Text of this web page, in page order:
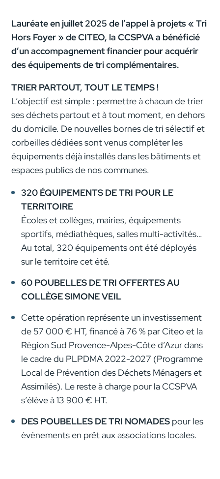
Lauréate en juillet 2025 de l’appel à projets « Tri
Hors Foyer » deCITEO, la CCSPVA a bénéficié
d’un accompagnement financier pour acquérir
des équipements de tri complémentaires.
TRIER PARTOUT, TOUT LE TEMPS !
L’objectif est simple : permettre à chacun de trier
ses déchets partout et à tout moment, en dehors
du domicile. De nouvelles bornes de tri sélectif et
corbeilles dédiées sont venus compléter les
équipements déjà installés dans les bâtiments et
espaces publics de nos communes.
320 ÉQUIPEMENTS DE TRI POUR LE
TERRITOIRE
Écoles et collèges, mairies, équipements
sportifs, médiathèques, salles multi-activités…
Au total, 320 équipements ont été déployés
sur le territoire cet été.
60 POUBELLES DE TRI OFFERTES AU
COLLÈGE SIMONE VEIL
Cette opération représente un investissement
de 57 000 € HT, financé à 76 % par Citeo et la
Région Sud Provence-Alpes-Côte d’Azur dans
le cadre du PLPDMA 2022-2027 (Programme
Local de Prévention des Déchets Ménagers et
Assimilés). Le reste à charge pour la CCSPVA
s’élève à 13 900 € HT.
DES POUBELLES DE TRI NOMADES pour les
évènements en prêt aux associations locales.